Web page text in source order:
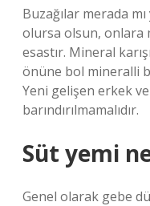
Buzağılar merada
olursa olsun, onlara
esastır. Mineral
önüne bol mineralli
Yeni gelişen erkek
barındırılmamalıdır.
Süt yemi
Genel olarak gebe